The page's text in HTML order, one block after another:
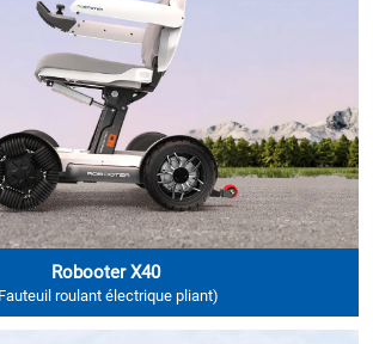
Robooter X40
roulant électrique pliant)